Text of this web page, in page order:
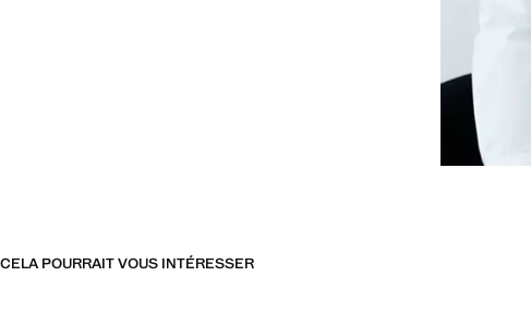
CELA POURRAIT VOUS INTÉRESSER